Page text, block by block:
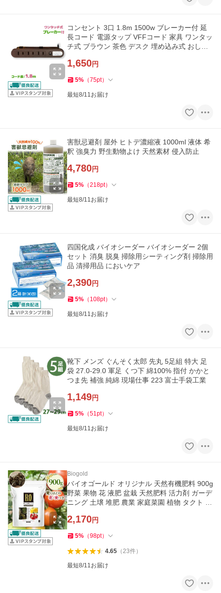
コンセント 3口 1.8m 1500w ブレーカー付 延
長コード 電源タップ VFFコード 家具 ワンタッ
チ式 ブラウン 茶色 デスク 埋め込み式 おしゃ
1,650円
5% （75pt）
最短8/11お届け
害獣忌避剤 屋外 ヒトデ濃縮液 1000ml 液体 希
釈 強臭力 野生動物よけ 天然素材 侵入防止
4,780円
5% （218pt）
最短8/11お届け
四国化成 バイオシーダー バイオシーダー 2個
セット 消臭 脱臭 掃除用シーティング剤 掃除用
品 清掃用品 においケア
2,390円
5% （ 108pt）
最短8/11お届け
靴下 メンズ ぐんそく太郎 先丸 5足組 特大 足
袋 27.0-29.0 軍足 くつ下 綿100% 指付 かかと
つま先 補強 純綿 現場仕事 223 富士手袋工業
1,149円
5% （51pt）
最短8/11お届け
Biogold
バイオゴールド オリジナル 天然有機肥料 900g
野菜 果物 花 液肥 盆栽 天然肥料 活力剤 ガーデ
ニング 土壌 堆肥 農業 家庭菜園 植物 タクト 日
2,170円
5% （98pt）
4.65（23件）
最短8/11お届け